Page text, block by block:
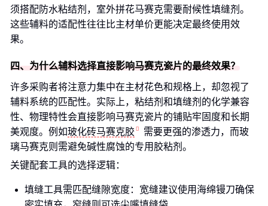
须搭配防水粘结剂，室外拼花马赛克需要耐候性填缝剂。
这些辅料的适配性往往比主材单价更能决定最终使用效
果。
四、为什么辅料选择直接影响马赛克瓷片的最终效果？
许多采购者将注意力集中在主材花色和规格上，却忽视了
辅料系统的匹配性。实际上，粘结剂和填缝剂的化学兼容
性、物理特性会直接影响马赛克瓷片的铺贴牢固度和长期
美观度。例如玻化砖马赛克胶
需要更强的渗透力，而玻
璃马赛克则需避免碱性腐蚀的专用胶粘剂。
关键配套工具的选择逻辑：
填缝工具需匹配缝隙宽度：宽缝建议使用海绵镘刀确保